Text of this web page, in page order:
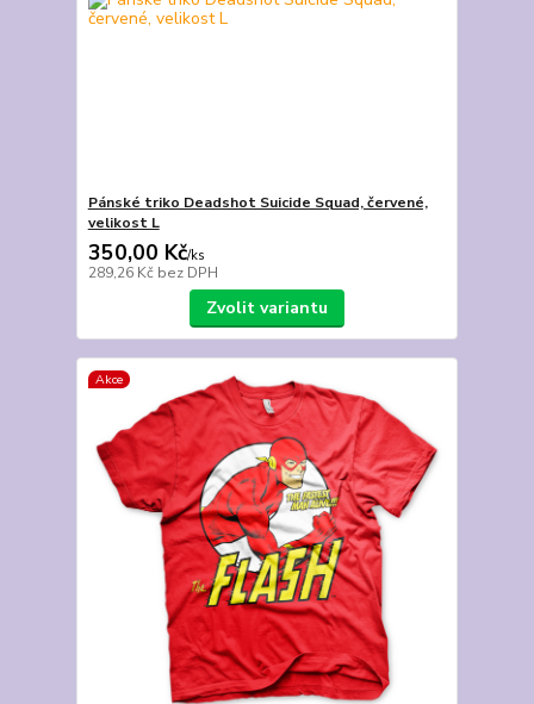
Pánské triko Deadshot Suicide Squad, červené,
velikost L
350,00 Kč/ks
289,26 Kč bez DPH
Zvolit variantu
Akce